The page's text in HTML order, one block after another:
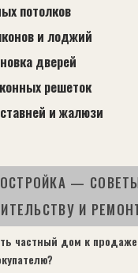
потолков
и лоджий
дверей
решеток
и жалюзи
—
И
частный дом к